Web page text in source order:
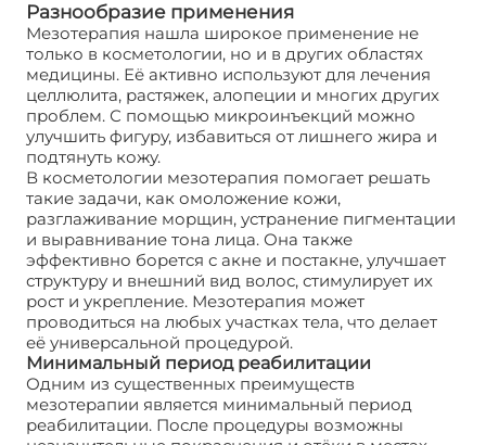
Разнообразие применения
Мезотерапия нашла широкое применение не
только в косметологии, но и в других областях
медицины. Её активно используют для лечения
целлюлита, растяжек, алопеции и многих других
проблем. С помощью микроинъекций можно
улучшить фигуру, избавиться от лишнего жира и
подтянуть кожу.
В косметологии мезотерапия помогает решать
такие задачи, как омоложение кожи,
разглаживание морщин, устранение пигментации
и выравнивание тона лица. Она также
эффективно борется с акне и постакне, улучшает
структуру и внешний вид волос, стимулирует их
рост и укрепление. Мезотерапия может
проводиться на любых участках тела, что делает
её универсальной процедурой.
Минимальный период реабилитации
Одним из существенных преимуществ
мезотерапии является минимальный период
реабилитации. После процедуры возможны